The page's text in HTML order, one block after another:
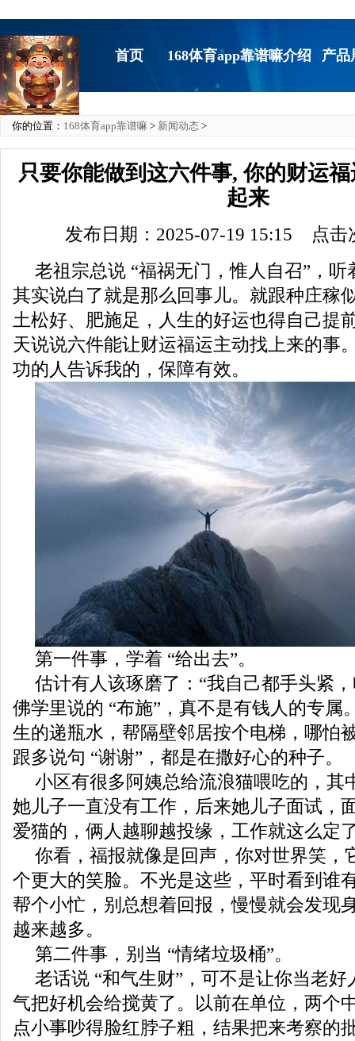
首页 168体育app靠谱嘛介绍 产品
你的位置： 168体育app靠谱嘛 > 新闻动态 >
只要你能做到这六件事, 你的财运
起来
发布日期：2025-07-19 15:15 点击
老祖宗总说 “福祸无门，惟人自召”，听
其实说白了就是那么回事儿。就跟种庄稼
土松好、肥施足，人生的好运也得自己提
天说说六件能让财运福运主动找上来的事
功的人告诉我的，保障有效。
第一件事，学着 “给出去”。
估计有人该琢磨了：“我自己都手头紧
佛学里说的 “布施”，真不是有钱人的专属
生的递瓶水，帮隔壁邻居按个电梯，哪怕
跟多说句 “谢谢”，都是在撒好心的种子。
小区有很多阿姨总给流浪猫喂吃的，其
她儿子一直没有工作，后来她儿子面试，
爱猫的，俩人越聊越投缘，工作就这么定
你看，福报就像是回声，你对世界笑，
个更大的笑脸。不光是这些，平时看到谁
帮个小忙，别总想着回报，慢慢就会发现
越来越多。
第二件事，别当 “情绪垃圾桶”。
老话说 “和气生财”，可不是让你当老好
气把好机会给搅黄了。以前在单位，两个
点小事吵得脸红脖子粗，结果把来考察的